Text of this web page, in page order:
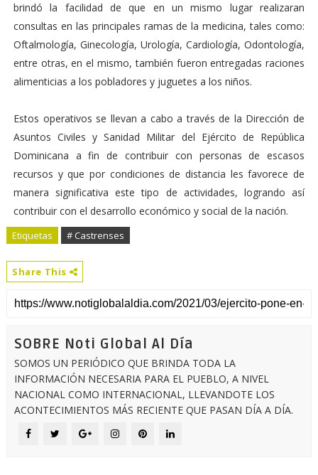
brindó la facilidad de que en un mismo lugar realizaran
consultas en las principales ramas de la medicina, tales como:
Oftalmología, Ginecología, Urología, Cardiología, Odontología,
entre otras, en el mismo, también fueron entregadas raciones
alimenticias a los pobladores y juguetes a los niños.
Estos operativos se llevan a cabo a través de la Dirección de
Asuntos Civiles y Sanidad Militar del Ejército de República
Dominicana a fin de contribuir con personas de escasos
recursos y que por condiciones de distancia les favorece de
manera significativa este tipo de actividades, logrando así
contribuir con el desarrollo económico y social de la nación.
Etiquetas # Castrenses
Share This
SOBRE Noti Global Al Día
SOMOS UN PERIÓDICO QUE BRINDA TODA LA
INFORMACIÓN NECESARIA PARA EL PUEBLO, A NIVEL
NACIONAL COMO INTERNACIONAL, LLEVANDOTE LOS
ACONTECIMIENTOS MÁS RECIENTE QUE PASAN DÍA A DÍA.